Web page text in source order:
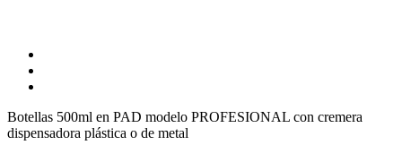
Botellas 500ml en PAD modelo PROFESIONAL con cremera
dispensadora plástica o de metal